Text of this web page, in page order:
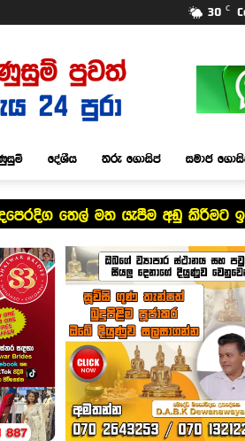
30 C
Dasatha
Lanka
News
දේශීය තරු ගොසිප් සමාජ
තෙල් මත යැපීම අඩු කිරීමට